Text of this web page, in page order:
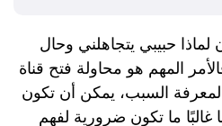
حبيبي يتجاهلني وحال
المهم هو محاولة فتح قناة
السبب، يمكن أن تكون
غالبًا ما تكون ضرورية لفهم